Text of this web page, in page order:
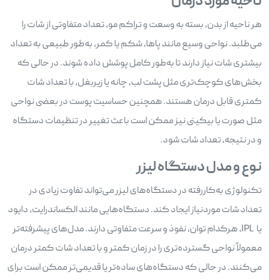
هر ناحیه از بدن، بسته به وسعت و تراکم مو، تعداد متفاوتی از شات را
می‌طلبد. نواحی وسیع مانند پاها، شکم یا کمر، به‌طور طبیعی به تعداد
بیشتری شات نیاز دارند تا به‌طور کامل پوشش داده شوند. در حالی که
بخش‌های کوچک‌تری مثل پشت لب، چانه یا زیربغل، با تعداد شات
کمتری قابل درمان هستند. همچنین حساسیت پوست در بعضی نواحی
مثل صورت یا بیکینی نیز ممکن است باعث تغییر در تنظیمات دستگاه
و در نتیجه، تعداد شات شود.
نوع و مدل دستگاه لیزر
تکنولوژی به‌کاررفته در دستگاه‌های لیزر می‌تواند تفاوت زیادی در
تعداد شات موردنیاز ایجاد کند. دستگاه‌هایی مانند الکساندرایت، دایود
یا IPL، هرکدام توان، نفوذ و سرعت متفاوتی دارند. مدل‌های پیشرفته‌تر
معمولاً نواحی گسترده‌تری را در زمان کمتر و با تعداد شات کمتر درمان
می‌کنند. در حالی که دستگاه‌های ساده‌تر یا قدیمی‌تر ممکن است برای